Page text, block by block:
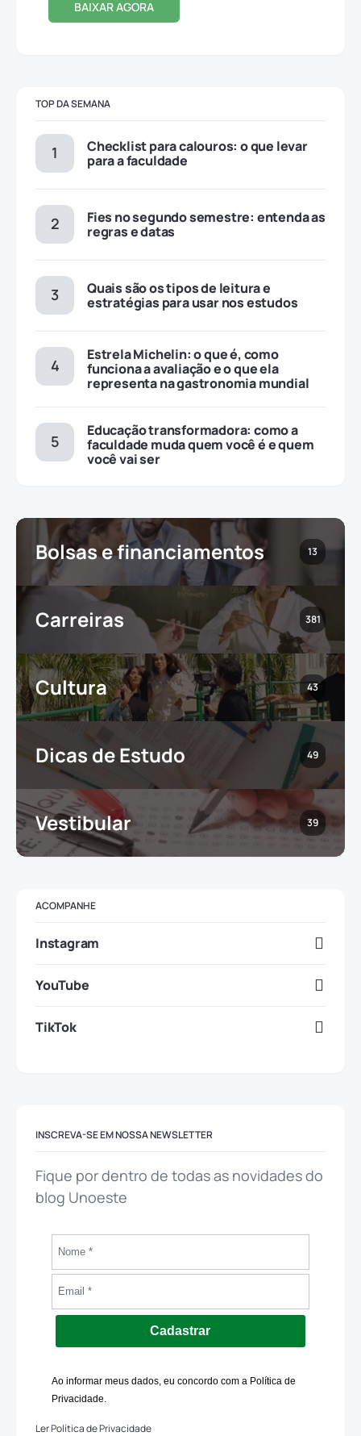
BAIXAR AGORA
TOP DA SEMANA
Checklist para calouros: o que levar
para a faculdade
Fies no segundo semestre: entenda as
regras e datas
Quais são os tipos de leitura e
estratégias para usar nos estudos
Estrela Michelin: o que é, como
funciona a avaliação e o que ela
representa na gastronomia mundial
Educação transformadora: como a
faculdade muda quem você é e quem
você vai ser
Bolsas e financiamentos 13
Carreiras 381
Cultura 43
Dicas de Estudo 49
Vestibular 39
ACOMPANHE
Instagram
YouTube
TikTok
INSCREVA-SE EM NOSSA NEWSLETTER
Fique por dentro de todas as novidades do
blog Unoeste
Cadastrar
Ao informar meus dados, eu concordo com a Política de
Privacidade.
Ler Política de Privacidade